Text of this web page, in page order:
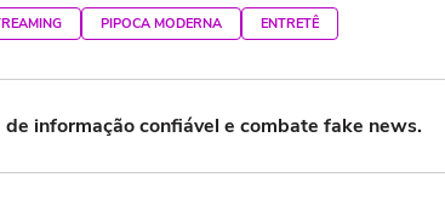
PIPOCA MODERNA ENTRETÊ
de informação confiável e combate fake news.